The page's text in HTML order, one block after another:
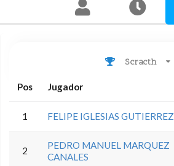
Scracth
Pos Jugador
1 FELIPE IGLESIAS GUTIERREZ
2
PEDRO MANUEL MARQUEZ
CANALES